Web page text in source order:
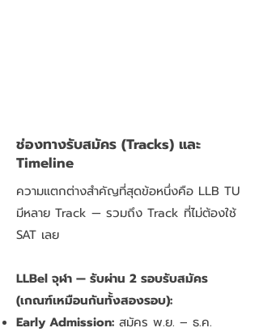
ช่องทางรับสมัคร (Tracks) และ
Timeline
ความแตกต่างสำคัญที่สุดข้อหนึ่งคือ LLB TU
มีหลาย Track — รวมถึง Track ที่ไม่ต้องใช้
SAT เลย
LLBel จุฬา — รับผ่าน 2 รอบรับสมัคร
(เกณฑ์เหมือนกันทั้งสองรอบ):
Early Admission: สมัคร พ.ย. – ธ.ค.